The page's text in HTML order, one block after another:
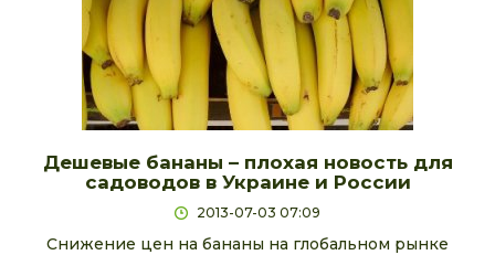
Дешевые бананы – плохая новость для
садоводов в Украине и России
2013-07-03 07:09
Снижение цен на бананы на глобальном рынке